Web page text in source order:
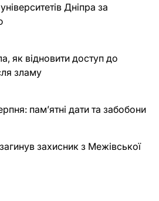
Дніпра за
як відновити доступ до
зламу
пам’ятні дати та забобони
захисник з Межівської